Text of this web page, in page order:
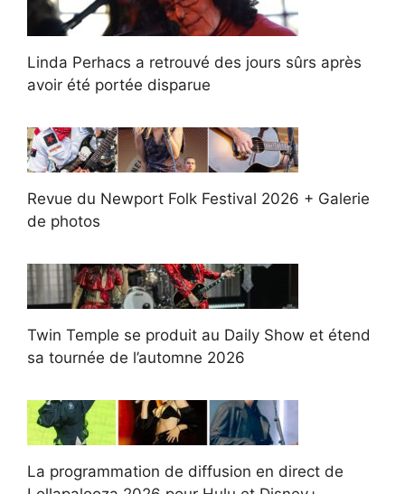
Linda Perhacs a retrouvé des jours sûrs après
avoir été portée disparue
Revue du Newport Folk Festival 2026 + Galerie
de photos
Twin Temple se produit au Daily Show et étend
sa tournée de l’automne 2026
La programmation de diffusion en direct de